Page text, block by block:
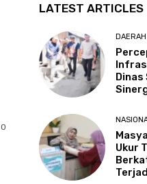
0
LATEST ARTICLES
DAERAH
Dinas
Ukur